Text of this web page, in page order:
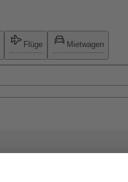
Flüge Mietwagen